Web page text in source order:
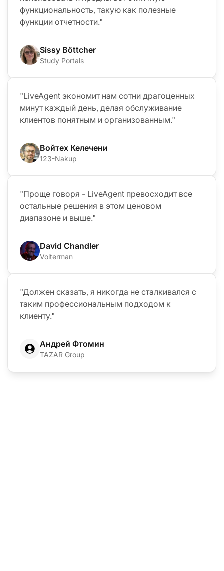
функциональность, такую как полезные
функции отчетности."
Sissy Böttcher
Study Portals
"LiveAgent экономит нам сотни драгоценных
минут каждый день, делая обслуживание
клиентов понятным и организованным."
Войтех Келечени
123-Nakup
"Проще говоря - LiveAgent превосходит все
остальные решения в этом ценовом
диапазоне и выше."
David Chandler
Volterman
"Должен сказать, я никогда не сталкивался с
таким профессиональным подходом к
клиенту."
Андрей Фтомин
TAZAR Group